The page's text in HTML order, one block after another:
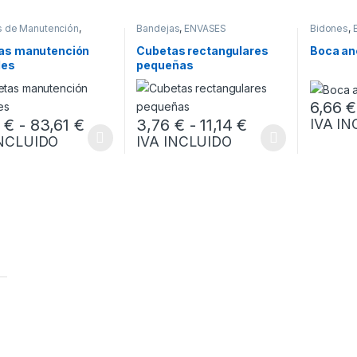
de Manutención,
manutención
€ - 83,61 €Rango de precios: desde 26,17 €
tiene múltiples variantes. Las opciones se pueden elegir en
Bandejas, ENVASES
Cubetas rectangulares
pequeñas
3,76 € - 11,14€ Rango de
IVA INCLUIDO
Este producto tiene múltiples variantes.
Bidones,
Boca
6,66€
IVA
Este